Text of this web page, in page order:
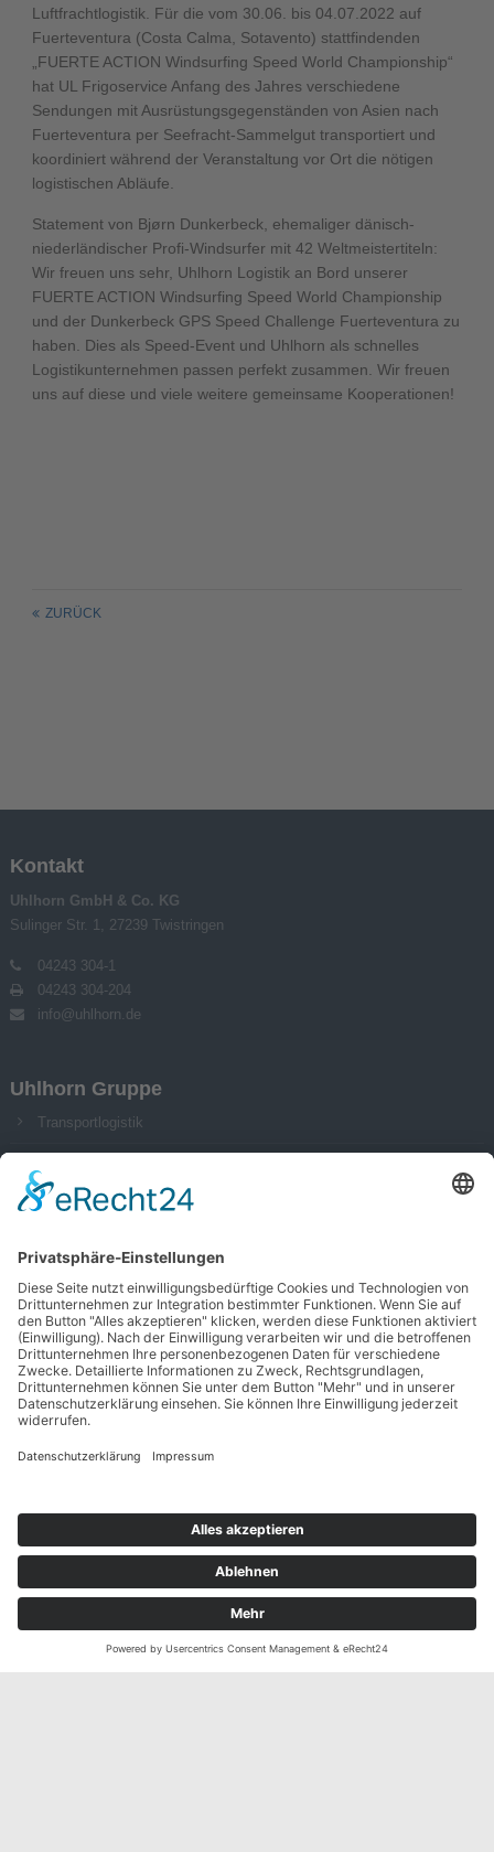
Luftfrachtlogistik. Für die vom 30.06. bis 04.07.2022 auf
Fuerteventura (Costa Calma, Sotavento) stattfindenden
„FUERTE ACTION Windsurfing Speed World Championship“
hat UL Frigoservice Anfang des Jahres verschiedene
Sendungen mit Ausrüstungsgegenständen von Asien nach
Fuerteventura per Seefracht-Sammelgut transportiert und
koordiniert während der Veranstaltung vor Ort die nötigen
logistischen Abläufe.
Statement von Bjørn Dunkerbeck, ehemaliger dänisch-
niederländischer Profi-Windsurfer mit 42 Weltmeistertiteln:
Wir freuen uns sehr, Uhlhorn Logistik an Bord unserer
FUERTE ACTION Windsurfing Speed World Championship
und der Dunkerbeck GPS Speed Challenge Fuerteventura zu
haben. Dies als Speed-Event und Uhlhorn als schnelles
Logistikunternehmen passen perfekt zusammen. Wir freuen
uns auf diese und viele weitere gemeinsame Kooperationen!
ZURÜCK
Kontakt
Uhlhorn GmbH & Co. KG
Sulinger Str. 1, 27239 Twistringen
04243 304-1
04243 304-204
info@uhlhorn.de
Uhlhorn Gruppe
Transportlogistik
Kontraktlogistik
Impressum
Datenschutz
AGB
Social Media
Zertifikate